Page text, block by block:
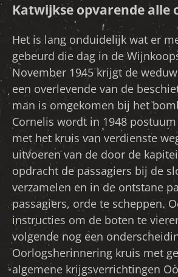
Katwijkse opvarende alle
Het is lang onduidelijk wat er
gebeurd die dag in de
November 1945 krijgt de
een overlevende van de
man is omgekomen bij het
Cornelis wordt in 1948
met het kruis van verdienste
uitvoeren van de door de
opdracht de passagiers bij de
verzamelen en in de ontstane
passagiers, orde te scheppen.
instructies om de boten te
volgende nog een
Oorlogsherinnering kruis met
algemene krijgsverrichtingen